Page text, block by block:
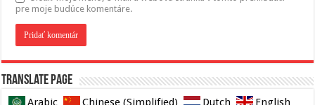
pre moje budúce komentáre.
Translate page
Arabic Chinese (Simplified) Dutch
English